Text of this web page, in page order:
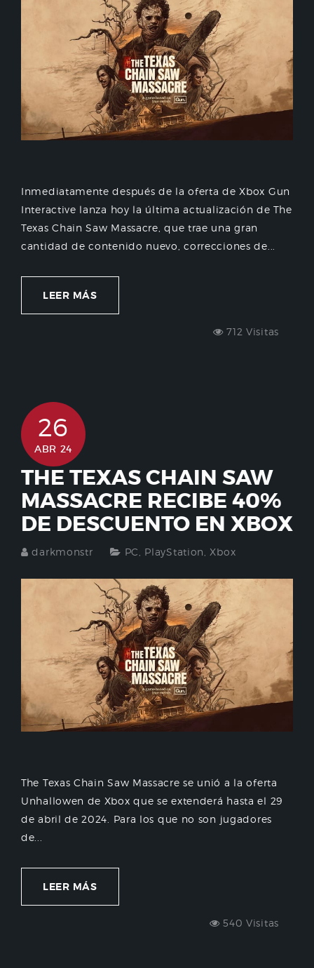
Inmediatamente después de la oferta de Xbox Gun
Interactive lanza hoy la última actualización de The
Texas Chain Saw Massacre, que trae una gran
cantidad de contenido nuevo, correcciones de...
LEER MÁS
712 Visitas
26
ABR 24
THE TEXAS CHAIN SAW
MASSACRE RECIBE 40%
DE DESCUENTO EN XBOX
darkmonstr PC PlayStation Xbox
The Texas Chain Saw Massacre se unió a la oferta
Unhallowen de Xbox que se extenderá hasta el 29
de abril de 2024. Para los que no son jugadores
de...
LEER MÁS
540 Visitas